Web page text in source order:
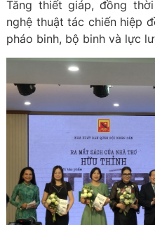
Tăng thiết giáp, đồng
nghệ thuật tác chiến hiệp
pháo binh, bộ binh và lực